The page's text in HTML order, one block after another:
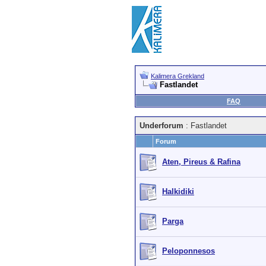
Kalimera Grekland
Fastlandet
FAQ
Underforum : Fastlandet
Forum
Aten, Pireus & Rafina
Halkidiki
Parga
Peloponnesos